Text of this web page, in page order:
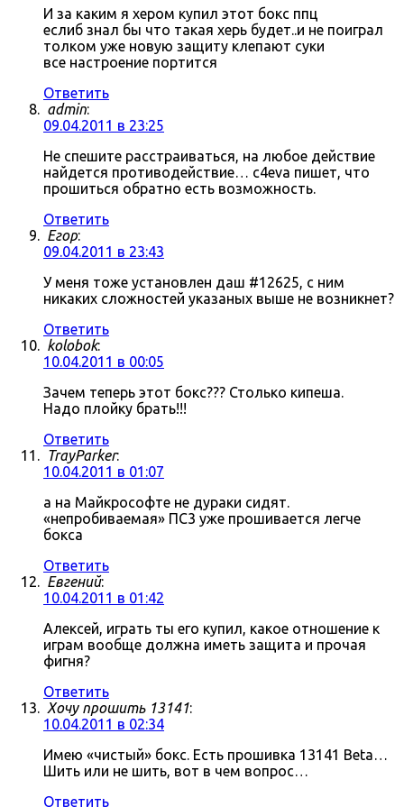
И за каким я хером купил этот бокс ппц
еслиб знал бы что такая херь будет..и не поиграл
толком уже новую защиту клепают суки
все настроение портится
Ответить
admin:
09.04.2011 в 23:25
Не спешите расстраиваться, на любое действие
найдется противодействие… c4eva пишет, что
прошиться обратно есть возможность.
Ответить
Егор:
09.04.2011 в 23:43
У меня тоже установлен даш #12625, с ним
никаких сложностей указаных выше не возникнет?
Ответить
kolobok:
10.04.2011 в 00:05
Зачем теперь этот бокс??? Столько кипеша.
Надо плойку брать!!!
Ответить
TrayParker:
10.04.2011 в 01:07
а на Майкрософте не дураки сидят.
«непробиваемая» ПС3 уже прошивается легче
бокса
Ответить
Евгений:
10.04.2011 в 01:42
Алексей, играть ты его купил, какое отношение к
играм вообще должна иметь защита и прочая
фигня?
Ответить
Хочу прошить 13141:
10.04.2011 в 02:34
Имею «чистый» бокс. Есть прошивка 13141 Beta…
Шить или не шить, вот в чем вопрос…
Ответить